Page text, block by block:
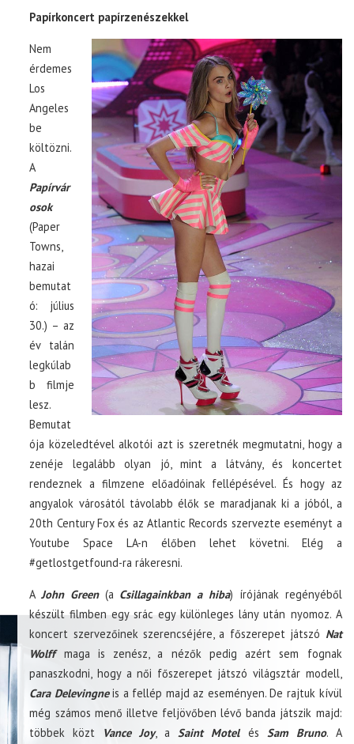
Papírkoncert papírzenészekkel
Nem
érdemes
Los
Angeles
be
költözni.
A
Papírvár
osok
(Paper
Towns,
hazai
bemutat
ó: július
30.) – az
év talán
legkúlab
b filmje
lesz.
Bemutat
ója közeledtével alkotói azt is szeretnék megmutatni, hogy a
zenéje legalább olyan jó, mint a látvány, és koncertet
rendeznek a filmzene előadóinak fellépésével. És hogy az
angyalok városától távolabb élők se maradjanak ki a jóból, a
20th Century Fox és az Atlantic Records szervezte eseményt a
Youtube Space LA-n élőben lehet követni. Elég a
#getlostgetfound-ra rákeresni.
AJohn Green(a Csillagainkban a hiba) írójának regényéből
készült filmben egy srác egy különleges lány után nyomoz. A
koncert szervezőinek szerencséjére, a főszerepet játszó Nat
Wolffmaga is zenész, a nézők pedig azért sem fognak
panaszkodni, hogy a női főszerepet játszó világsztár modell,
Cara Delevingneis a fellép majd az eseményen. De rajtuk kívül
még számos menő illetve feljövőben lévő banda játszik majd:
többek közt Vance Joy, aSaint Motelés Sam Bruno. A